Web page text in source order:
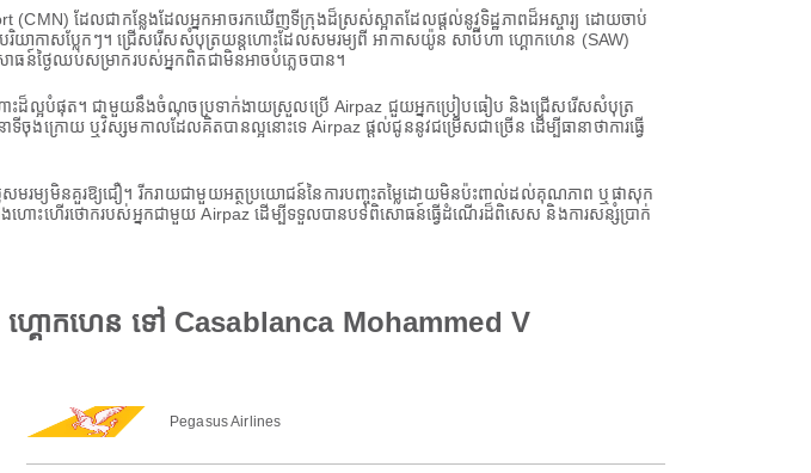
ដែលជាកន្លែងដែលអ្នកអាចរកឃើញទីក្រុងដ៏ស្រស់ស្អាតដែលផ្តល់នូវទិដ្ឋភាពដ៏អស្ចារ្យ ដោយចាប់
បរិយាកាសប្លែកៗ។ ជ្រើសរើសសំបុត្រយន្តហោះដែលសមរម្យពី អាកាសយ៉ូន សាប៊ីហា ហ្គោកហេន (SAW)
ធន៍ថ្ងៃឈប់សម្រាករបស់អ្នកពិតជាមិនអាចបំភ្លេចបាន។
តហោះដ៏ល្អបំផុត។ ជាមួយនឹងចំណុចប្រទាក់ងាយស្រួលប្រើ Airpaz ជួយអ្នកប្រៀបធៀប និងជ្រើសរើសសំបុត្រ
រោយ ឬវិស្សមកាលដែលគិតបានល្អនោះទេ Airpaz ផ្តល់ជូននូវជម្រើសជាច្រើន ដើម្បីធានាថាការធ្វើ
សមរម្យមិនគួរឱ្យជឿ។ រីករាយជាមួយអត្ថប្រយោជន៍នៃការបញ្ចុះតម្លៃដោយមិនប៉ះពាល់ដល់គុណភាព ឬផាសុក
ហោះហើរថោករបស់អ្នកជាមួយ Airpaz ដើម្បីទទួលបានបទពិសោធន៍ធ្វើដំណើរដ៏ពិសេស និងការសន្សំប្រាក់
គោកហេន ទៅ Casablanca Mohammed V
Pegasus Airlines